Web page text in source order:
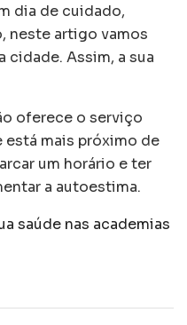
dia de cuidado,
neste artigo vamos
cidade. Assim, a sua
oferece o serviço
está mais próximo de
um horário e ter
a autoestima.
saúde nas academias